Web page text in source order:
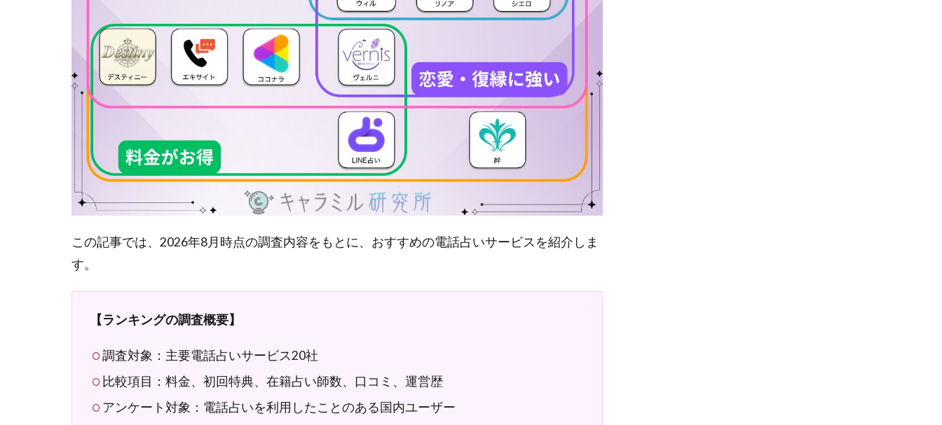
この記事では、2026年8月時点の調査内容をもとに、おすすめの電話占いサービスを紹介しま
す。
【ランキングの調査概要】
調査対象：主要電話占いサービス20社
比較項目：料金、初回特典、在籍占い師数、口コミ、運営歴
アンケート対象：電話占いを利用したことのある国内ユーザー